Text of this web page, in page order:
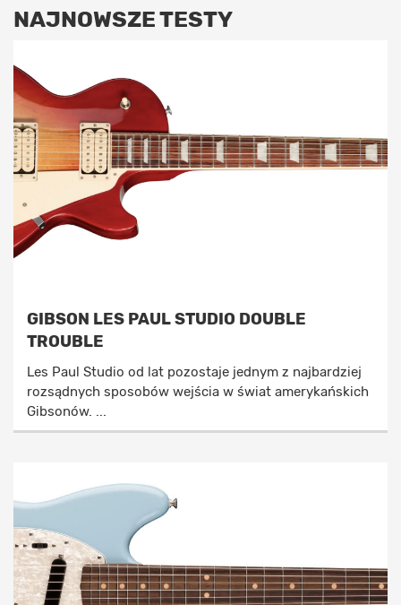
NAJNOWSZE TESTY
GIBSON LES PAUL STUDIO DOUBLE
TROUBLE
Les Paul Studio od lat pozostaje jednym z najbardziej
rozsądnych sposobów wejścia w świat amerykańskich
Gibsonów. ...